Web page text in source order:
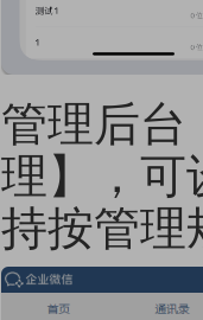
管理后台
理】，可
持按管理